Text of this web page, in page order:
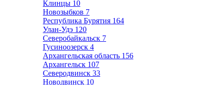
Клинцы 10
Новозыбков 7
Республика Бурятия 164
Улан-Удэ 120
Северобайкальск 7
Гусиноозерск 4
Архангельская область 156
Архангельск 107
Северодвинск 33
Новодвинск 10